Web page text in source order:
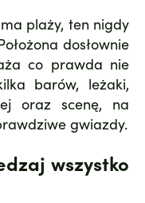
plaży, ten nigdy
dosłownie
co prawda nie
barów, leżaki,
oraz scenę, na
gwiazdy.
wszystko